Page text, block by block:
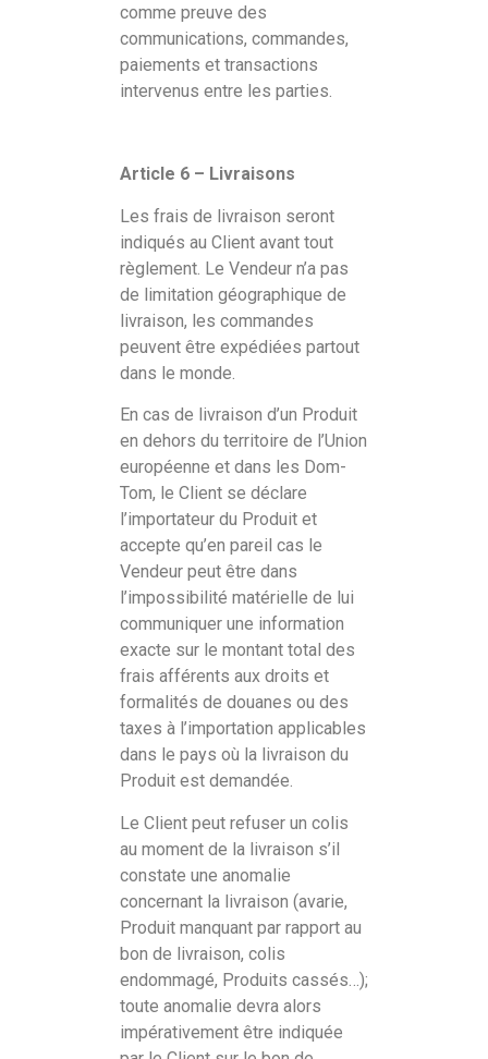
comme preuve des
communications, commandes,
paiements et transactions
intervenus entre les parties.
Article 6 – Livraisons
Les frais de livraison seront
indiqués au Client avant tout
règlement. Le Vendeur n’a pas
de limitation géographique de
livraison, les commandes
peuvent être expédiées partout
dans le monde.
En cas de livraison d’un Produit
en dehors du territoire de l’Union
européenne et dans les Dom-
Tom, le Client se déclare
l’importateur du Produit et
accepte qu’en pareil cas le
Vendeur peut être dans
l’impossibilité matérielle de lui
communiquer une information
exacte sur le montant total des
frais afférents aux droits et
formalités de douanes ou des
taxes à l’importation applicables
dans le pays où la livraison du
Produit est demandée.
Le Client peut refuser un colis
au moment de la livraison s’il
constate une anomalie
concernant la livraison (avarie,
Produit manquant par rapport au
bon de livraison, colis
endommagé, Produits cassés…);
toute anomalie devra alors
impérativement être indiquée